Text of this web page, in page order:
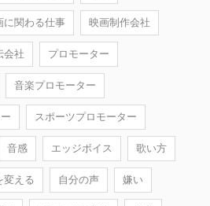
に関わる仕事 映画制作会社
会社 プロモーター
音楽プロモーター
スポーツプロモーター
音感 エッジボイス 歌い方
変える 自分の声 嫌い